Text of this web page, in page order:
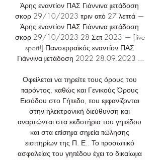
Άρης εναντίον ΠΑΣ Γιάννινα μετάδοση
σκορ 29/10/2023 πριν από 27 λεπτά —
Άρης εναντίον ΠΑΣ Γιάννινα μετάδοση
σκορ 29/10/2023 28 Σεπ 2023 — [live
sport!] Πανσερραϊκός εναντίον ΠΑΣ
Γιάννινα μετάδοση 2022 28.09.2023 ...
Οφείλεται να τηρείτε τους όρους του
παρόντος, καθώς και Γενικούς Όρους
Εισόδου στο Γήπεδο, που εμφανίζονται
στην ηλεκτρονική διεύθυνση και
αναρτώνται στα εκδοτήρια του γηπέδου
και στα επίσημα σημεία πώλησης
εισιτηρίων της Π. Ε.. Το προσωπικό
ασφαλείας του γηπέδου έχει το δικαίωμα